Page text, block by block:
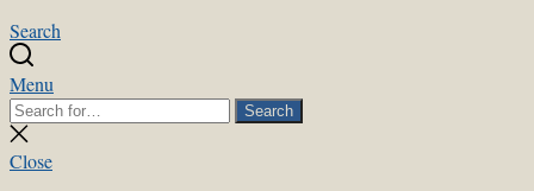
Search
Menu
Search
for:
Search
Close
search
Close